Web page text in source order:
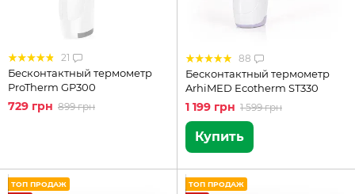
21
Бесконтактный термометр
ProTherm GP300
729 грн 899 грн
88
Бесконтактный термометр
ArhiMED Ecotherm ST330
1 199 грн 1 599 грн
Купить
ТОП ПРОДАЖ
ТОП ПРОДАЖ